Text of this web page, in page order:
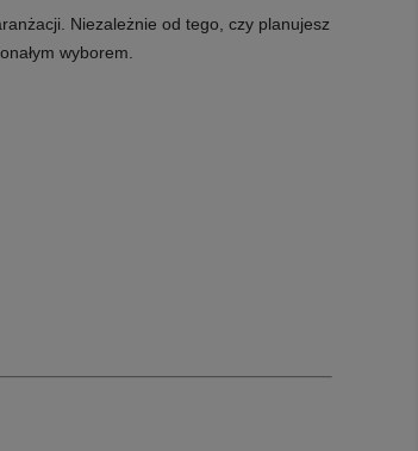
Niezależnie od tego, czy planujesz
wyborem.